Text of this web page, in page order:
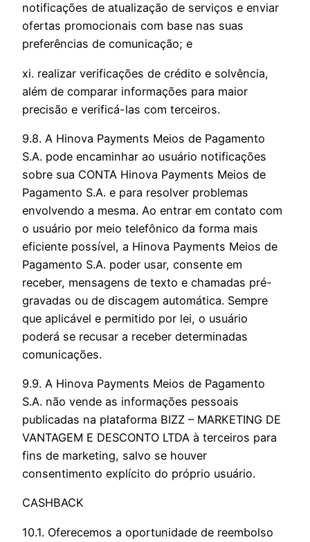
notificações de atualização de serviços e enviar
ofertas promocionais com base nas suas
preferências de comunicação; e
xi. realizar verificações de crédito e solvência,
além de comparar informações para maior
precisão e verificá-las com terceiros.
9.8. A Hinova Payments Meios de Pagamento
S.A. pode encaminhar ao usuário notificações
sobre sua CONTA Hinova Payments Meios de
Pagamento S.A. e para resolver problemas
envolvendo a mesma. Ao entrar em contato com
o usuário por meio telefônico da forma mais
eficiente possível, a Hinova Payments Meios de
Pagamento S.A. poder usar, consente em
receber, mensagens de texto e chamadas pré-
gravadas ou de discagem automática. Sempre
que aplicável e permitido por lei, o usuário
poderá se recusar a receber determinadas
comunicações.
9.9. A Hinova Payments Meios de Pagamento
S.A. não vende as informações pessoais
publicadas na plataforma BIZZ – MARKETING DE
VANTAGEM E DESCONTO LTDA à terceiros para
fins de marketing, salvo se houver
consentimento explícito do próprio usuário.
CASHBACK
10.1. Oferecemos a oportunidade de reembolso